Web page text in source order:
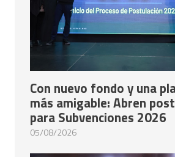
Con nuevo fondo y una
más amigable: Abren
para Subvenciones 2026
05/08/2026